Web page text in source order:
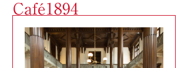
Café1894